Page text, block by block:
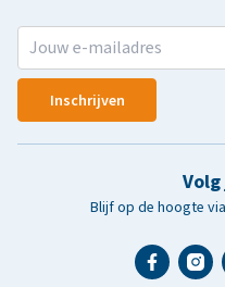
Inschrijven
Volg
Blijf op de hoogte